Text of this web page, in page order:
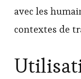
avec les
contextes de